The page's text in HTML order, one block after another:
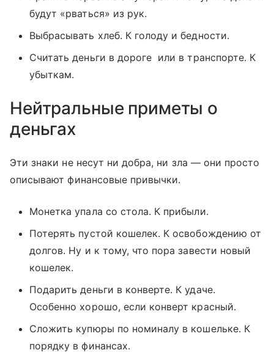
будут «рваться» из рук.
Выбрасывать хлеб. К голоду и бедности.
Считать деньги в дороге или в транспорте. К
убыткам.
Нейтральные приметы о
деньгах
Эти знаки не несут ни добра, ни зла — они просто
описывают финансовые привычки.
Монетка упала со стола. К прибыли.
Потерять пустой кошелек. К освобождению от
долгов. Ну и к тому, что пора завести новый
кошелек.
Подарить деньги в конверте. К удаче.
Особенно хорошо, если конверт красный.
Сложить купюры по номиналу в кошельке. К
порядку в финансах.